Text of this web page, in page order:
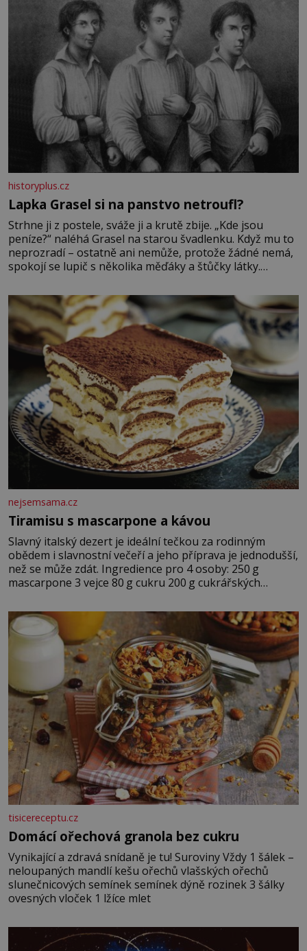
historyplus.cz
Lapka Grasel si na panstvo netroufl?
Strhne ji z postele, sváže ji a krutě zbije. „Kde jsou
peníze?“ naléhá Grasel na starou švadlenku. Když mu to
neprozradí – ostatně ani nemůže, protože žádné nemá,
spokojí se lupič s několika měďáky a štůčky látky.
krutý. Jeho činy budí hrůzu ještě dlouho po jeho smrti
nejsemsama.cz
Tiramisu s mascarpone a kávou
Slavný italský dezert je ideální tečkou za rodinným
obědem i slavnostní večeří a jeho příprava je jednodušší,
než se může zdát. Ingredience pro 4 osoby: 250 g
mascarpone 3 vejce 80 g cukru 200 g cukrářských
posypání Postup: Oddělte žloutky od bílků. Žloutky
vyšlehejte s cukrem do světlé pěny a postupně do nich
vmíchejte mascarpone, aby vznikl hladký
tisicereceptu.cz
Domácí ořechová granola bez cukru
Vynikající a zdravá snídaně je tu! Suroviny Vždy 1 šálek –
neloupaných mandlí kešu ořechů vlašských ořechů
slunečnicových semínek semínek dýně rozinek 3 šálky
ovesných vloček 1 lžíce mlet